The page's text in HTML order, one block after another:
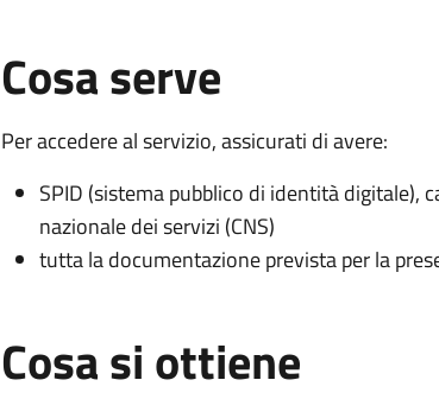
Cosa serve
Per accedere al servizio, assicurati di avere:
SPID (sistema pubblico di identità digitale),
nazionale dei servizi (CNS)
tutta la documentazione prevista per la
Cosa si ottiene